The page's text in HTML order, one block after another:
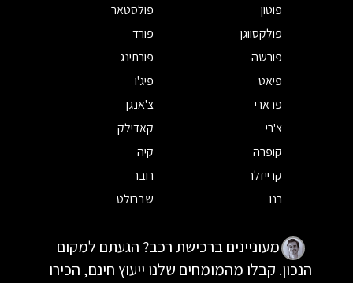
פוטון
פולסטאר
פולקסווגן
פורד
פורשה
פורתינג
פיאט
פיג'ו
פרארי
צ'אנגן
צ'רי
קאדילק
קופרה
קיה
קרייזלר
רובר
רנו
שברולט
מעוניינים ברכישת רכב? הגעתם למקום
הנכון. קבלו מהמומחים שלנו ייעוץ חינם, הכירו